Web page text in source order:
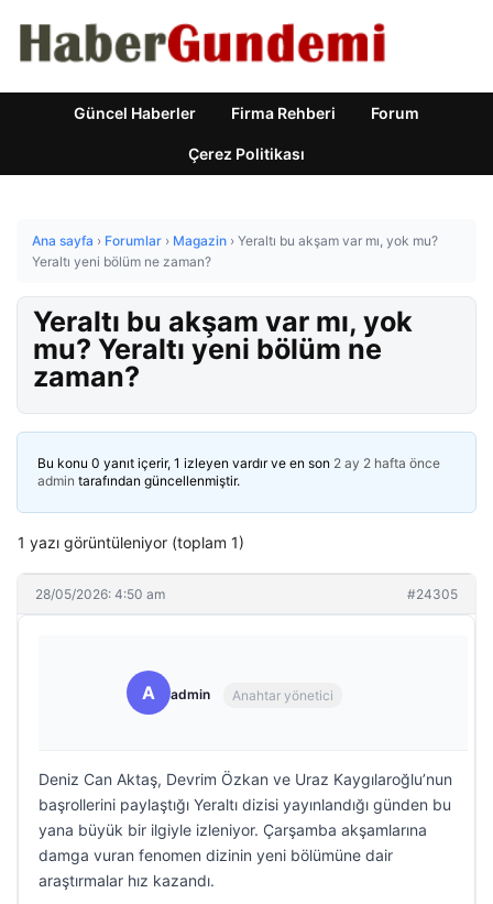
Güncel Haberler Firma Rehberi Forum
Çerez Politikası
Ana sayfa › Forumlar › Magazin › Yeraltı bu akşam var mı, yok mu?
Yeraltı yeni bölüm ne zaman?
Yeraltı bu akşam var mı, yok
mu? Yeraltı yeni bölüm ne
zaman?
Bu konu 0 yanıt içerir, 1 izleyen vardır ve en son 2 ay 2 hafta önce
admin tarafından güncellenmiştir.
1 yazı görüntüleniyor (toplam 1)
28/05/2026: 4:50 am #24305
A admin Anahtar yönetici
Deniz Can Aktaş, Devrim Özkan ve Uraz Kaygılaroğlu’nun
başrollerini paylaştığı Yeraltı dizisi yayınlandığı günden bu
yana büyük bir ilgiyle izleniyor. Çarşamba akşamlarına
damga vuran fenomen dizinin yeni bölümüne dair
araştırmalar hız kazandı.